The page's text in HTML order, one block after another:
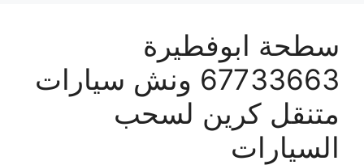
سطحة ابوفطيرة
67733663 ونش سيارات
متنقل كرين لسحب
السيارات